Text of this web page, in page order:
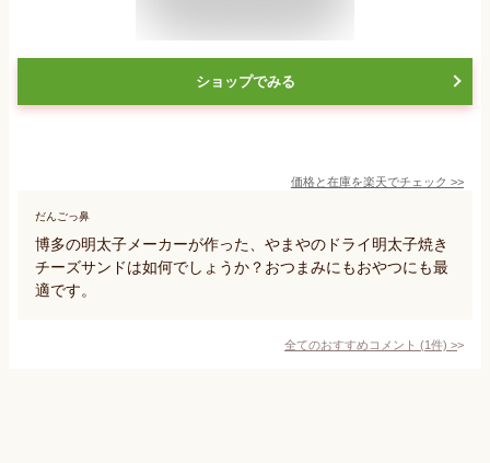
ショップでみる
価格と在庫を楽天でチェック >>
だんごっ鼻
博多の明太子メーカーが作った、やまやのドライ明太子焼き
チーズサンドは如何でしょうか？おつまみにもおやつにも最
適です。
全てのおすすめコメント (1件) >